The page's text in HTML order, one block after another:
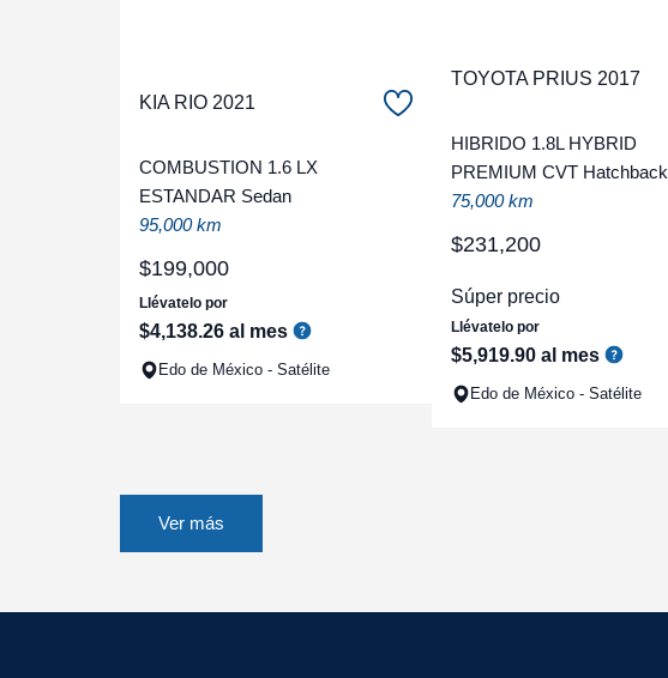
KIA RIO 2021
COMBUSTION 1.6 LX
ESTANDAR Sedan
95,000 km
$199,000
Llévatelo por
$4,138.26 al mes
Edo de México - Satélite
TOYOTA PRIUS 2017
HIBRIDO 1.8L HYBRID
PREMIUM CVT Hatchback
75,000 km
$231,200
Súper precio
Llévatelo por
$5,919.90 al mes
Edo de México - Satélite
Ver más